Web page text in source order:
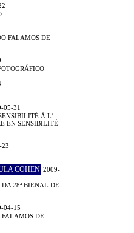
FALAMOS DE
05-31
À L’
EN SENSIBILITÉ
23
COHEN 2009-
28ª BIENAL DE
04-15
DE